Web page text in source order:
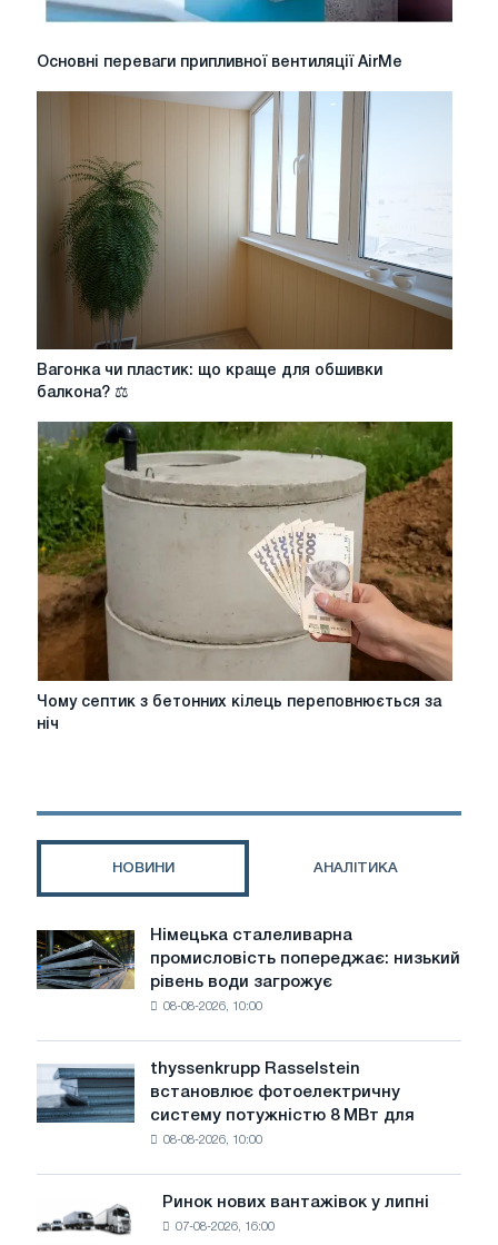
Основні
припливної
Основні переваги припливної вентиляції AirMe
Вагонка
чи
краще
для
обшивки
балкона?
⚖️
Вагонка чи пластик: що краще для обшивки
балкона? ⚖️
Чому
септик
переповнюється
Чому септик з бетонних кілець переповнюється за
ніч
НОВИНИ АНАЛІТИКА
Німецька
сталеливарна
промисловість
води
загрожує
безпеці
Німецька сталеливарна
промисловість попереджає: низький
рівень води загрожує
08-08-2026, 10:00
thyssenkrupp
Rasselstein
встановлює
фотоелектричну
thyssenkrupp Rasselstein
встановлює фотоелектричну
систему потужністю 8 МВт для
08-08-2026, 10:00
Ринок
нових
Ринок нових вантажівок у липні
07-08-2026, 16:00